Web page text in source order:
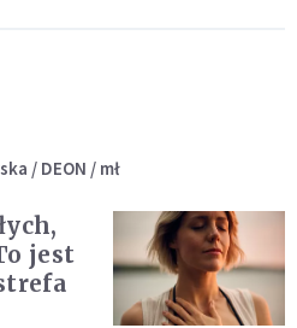
/ DEON / mł
jest